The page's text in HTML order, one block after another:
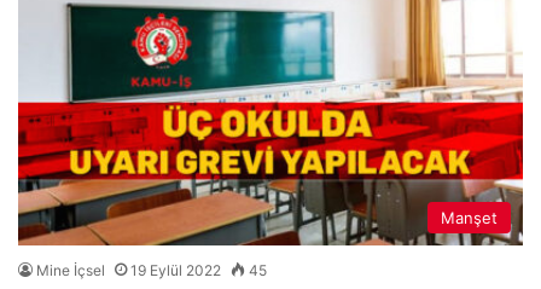
Manşet
Mine İçsel 19 Eylül 2022 45